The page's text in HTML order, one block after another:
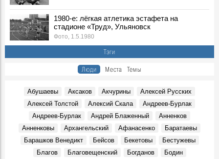
Опубликованы архивные номера журналов «Симбирск»
«Карамзинский сад»
События, 12 Марта 2026
В Ульяновске презентовали издание, посвящённое
епископу Симбирскому и Сызранскому Гурию
Показали книги семьи Языковых и книги с автографами
Герои, 16 Марта 1803
К100-летию со дня рождения краеведа и исследователя
Венедикта Барашкова. Видео Дворца книги
Герои, 17 Марта 1926
Большой театр в Симбирске-Ульяновске? Именно так
Места, 27 Марта 1920
1980-е: лёгкая атлетика эстафета на
стадионе «Труд», Ульяновск
Фото, 1.5.1980
Тэги
Люди Места Темы
Абушаевы Аксаков Акчурины
Алексей Русских
Алексей Толстой
Алексий Скала
Андреев-Бурлак
Андреев-Бурлак
Андрей Блаженный
Анненков
Анненковы
Архангельский Афанасенко
Баратаевы
Барашков Венедикт
Бейсов Бекетовы
Бестужевы
Благов
Благовещенский Богданов
Бодин